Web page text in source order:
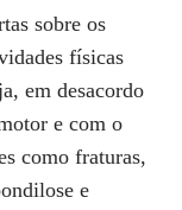
sobre os
físicas
em desacordo
e com o
como fraturas,
e